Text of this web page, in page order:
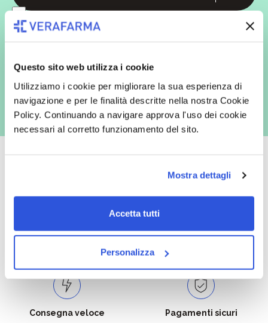
Questo sito web utilizza i cookie
Utilizziamo i cookie per migliorare la sua esperienza di
navigazione e per le finalità descritte nella nostra Cookie
Policy. Continuando a navigare approva l'uso dei cookie
necessari al corretto funzionamento del sito.
Mostra dettagli
Accetta tutti
Personalizza
redatta ai sensi del Regolamento EU 2016/679, acconsento
espressamente al trattamento dei miei dati personali per finalità
commerciali da parte di Verafarma, tra cui invio di comunicazioni
con inviti e comunicazioni commerciali - e modalità tradizionali, quali ad
es. posta cartacea)
Oltre 50.000 prodotti
per soddisfare tutte le esigenze.
Spedizione gratuita
la spedizione la regaliamo noi.
Consegna veloce Pagamenti sicuri